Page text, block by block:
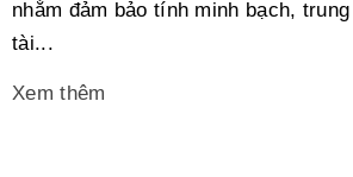
nhằm đảm bảo tính minh bạch,
tài...
Xem thêm